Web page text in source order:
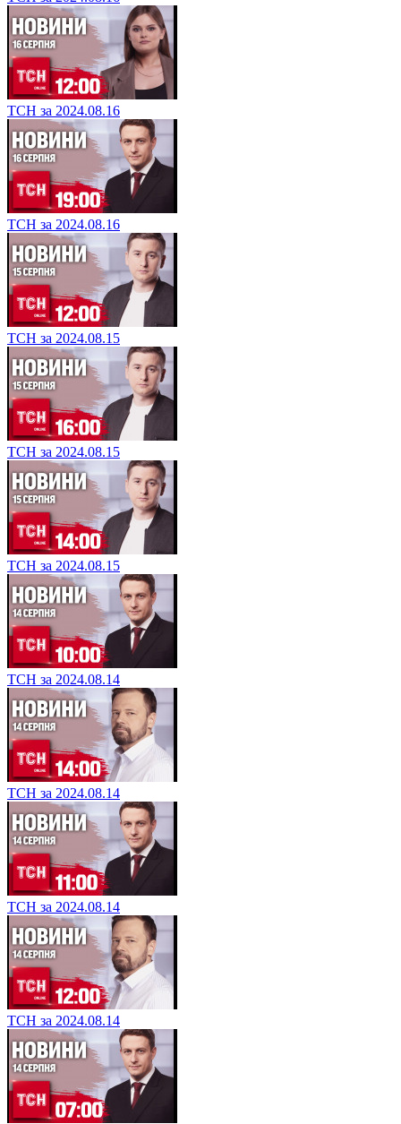
ТСН за 2024.08.16
ТСН за 2024.08.16
ТСН за 2024.08.15
ТСН за 2024.08.15
ТСН за 2024.08.15
ТСН за 2024.08.14
ТСН за 2024.08.14
ТСН за 2024.08.14
ТСН за 2024.08.14